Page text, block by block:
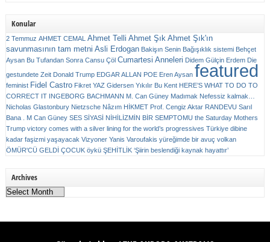
Konular
2 Temmuz AHMET CEMAL Ahmet Telli Ahmet Şık Ahmet Şık'ın
savunmasının tam metni Asli Erdogan Bakişın Senin Bağışıklık sistemi Behçet
Aysan Bu Tufandan Sonra Cansu Çöl Cumartesi Anneleri Didem Gülçin Erdem Die
gestundete Zeit Donald Trump EDGAR ALLAN POE Eren Aysan featured
feminist Fidel Castro Fikret YAZ Gidersen Yıkılır Bu Kent HERE’S WHAT TO DO TO
CORRECT IT INGEBORG BACHMANN M. Can Güney Madımak Nefessiz kalmak…
Nicholas Glastonbury Nietzsche Nâzım HİKMET Prof. Cengiz Aktar RANDEVU Sarıl
Bana . M Can Güney SES SİYASİ NİHİLİZMİN BİR SEMPTOMU the Saturday Mothers
Trump victory comes with a silver lining for the world’s progressives Türkiye dibine
kadar faşizmi yaşayacak Vizyoner Yanis Varoufakis yüreğimde bir avuç volkan
ÖMÜR'CÜ GELDİ ÇOCUK öykü ŞEHİTLİK ‘Şiirin beslendiği kaynak hayattır’
Archives
Archives